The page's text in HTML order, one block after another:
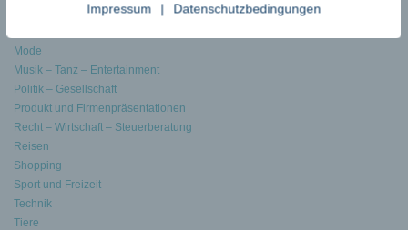
Medien – Journalismus
Mode
Musik – Tanz – Entertainment
Politik – Gesellschaft
Produkt und Firmenpräsentationen
Recht – Wirtschaft – Steuerberatung
Reisen
Shopping
Sport und Freizeit
Technik
Tiere
Impressum | Datenschutzbedingungen